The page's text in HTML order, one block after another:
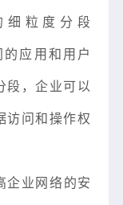
细粒度分段
的应用和用户
段，企业可以
访问和操作权
企业网络的安